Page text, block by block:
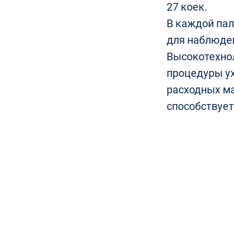
27 коек.
В каждой
для
процедуры
расходных